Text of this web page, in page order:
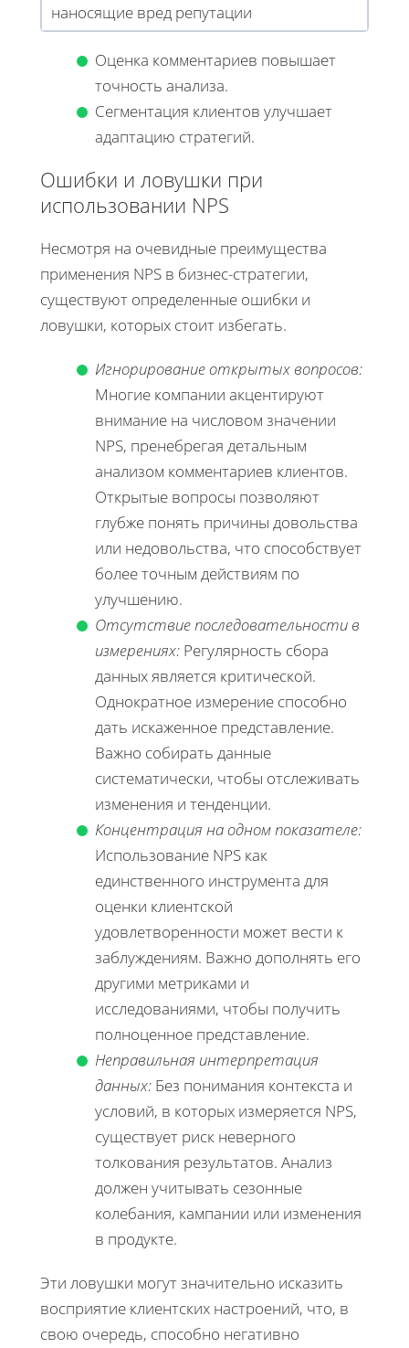
наносящие вред репутации
Оценка комментариев повышает
точность анализа.
Сегментация клиентов улучшает
адаптацию стратегий.
Ошибки и ловушки при
использовании NPS
Несмотря на очевидные преимущества
применения NPS в бизнес-стратегии,
существуют определенные ошибки и
ловушки, которых стоит избегать.
Игнорирование открытых вопросов:
Многие компании акцентируют
внимание на числовом значении
NPS, пренебрегая детальным
анализом комментариев клиентов.
Открытые вопросы позволяют
глубже понять причины довольства
или недовольства, что способствует
более точным действиям по
улучшению.
Отсутствие последовательности в
измерениях: Регулярность сбора
данных является критической.
Однократное измерение способно
дать искаженное представление.
Важно собирать данные
систематически, чтобы отслеживать
изменения и тенденции.
Концентрация на одном показателе:
Использование NPS как
единственного инструмента для
оценки клиентской
удовлетворенности может вести к
заблуждениям. Важно дополнять его
другими метриками и
исследованиями, чтобы получить
полноценное представление.
Неправильная интерпретация
данных: Без понимания контекста и
условий, в которых измеряется NPS,
существует риск неверного
толкования результатов. Анализ
должен учитывать сезонные
колебания, кампании или изменения
в продукте.
Эти ловушки могут значительно исказить
восприятие клиентских настроений, что, в
свою очередь, способно негативно